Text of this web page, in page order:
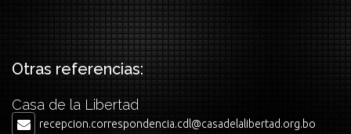
Otras referencias:
Casa de la Libertad
recepcion.correspondencia.cdl@casadelalibertad.org.bo